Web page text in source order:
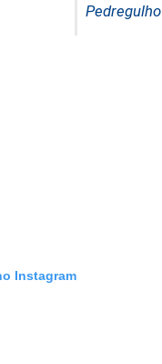
Pedregulho
Instagram